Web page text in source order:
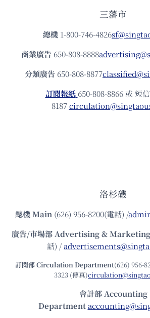
三藩市
總機 1-800-746-4826
商業廣告 650-808-8888
分類廣告 650-808-8877
訂閱報紙 650-808-8866 或 短
8187
洛杉磯
總機Main (626) 956-8200(電話) /
廣告/市場部Advertising & Marketing
話) /
訂閱部 Circulation Department(626) 956-
3323 (傳真)
會計部 Accounting
Department